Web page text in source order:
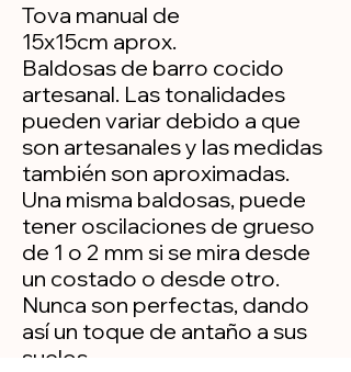
Tova manual de
15x15cm aprox.
Baldosas de barro cocido
artesanal. Las tonalidades
pueden variar debido a que
son artesanales y las medidas
también son aproximadas.
Una misma baldosas, puede
tener oscilaciones de grueso
de 1 o 2 mm si se mira desde
un costado o desde otro.
Nunca son perfectas, dando
así un toque de antaño a sus
suelos.